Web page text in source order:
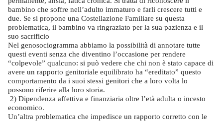
bambino che soffre nell’adulto immaturo e farli crescere tutti e
due. Se si propone una Costellazione Familiare su questa
problematica, il bambino va ringraziato per la sua pazienza e il
suo sacrificio
Nel genosociogramma abbiamo la possibilità di annotare tutte
questi eventi senza che diventino l’occasione per rendere
“colpevole” qualcuno: si può vedere che chi non è stato capace di
avere un rapporto genitoriale equilibrato ha “ereditato” questo
comportamento da i suoi stessi genitori che a loro volta lo
possono riferire alla loro storia.
2) Dipendenza affettiva e finanziaria oltre l’età adulta o incesto
economico.
Un’altra problematica che impedisce un rapporto corretto con le